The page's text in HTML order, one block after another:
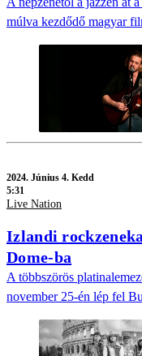
múlva kezdődő magyar
2024. Június 4. Kedd
5:31
Live Nation
Izlandi
Dome-ba
A többszörös
november 25-én lép fel